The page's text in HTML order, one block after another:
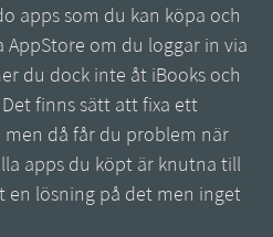
apps som du kan köpa och
AppStore om du loggar in via
du dock inte åt iBooks och
finns sätt att fixa ett
men då får du problem när
apps du köpt är knutna till
en lösning på det men inget